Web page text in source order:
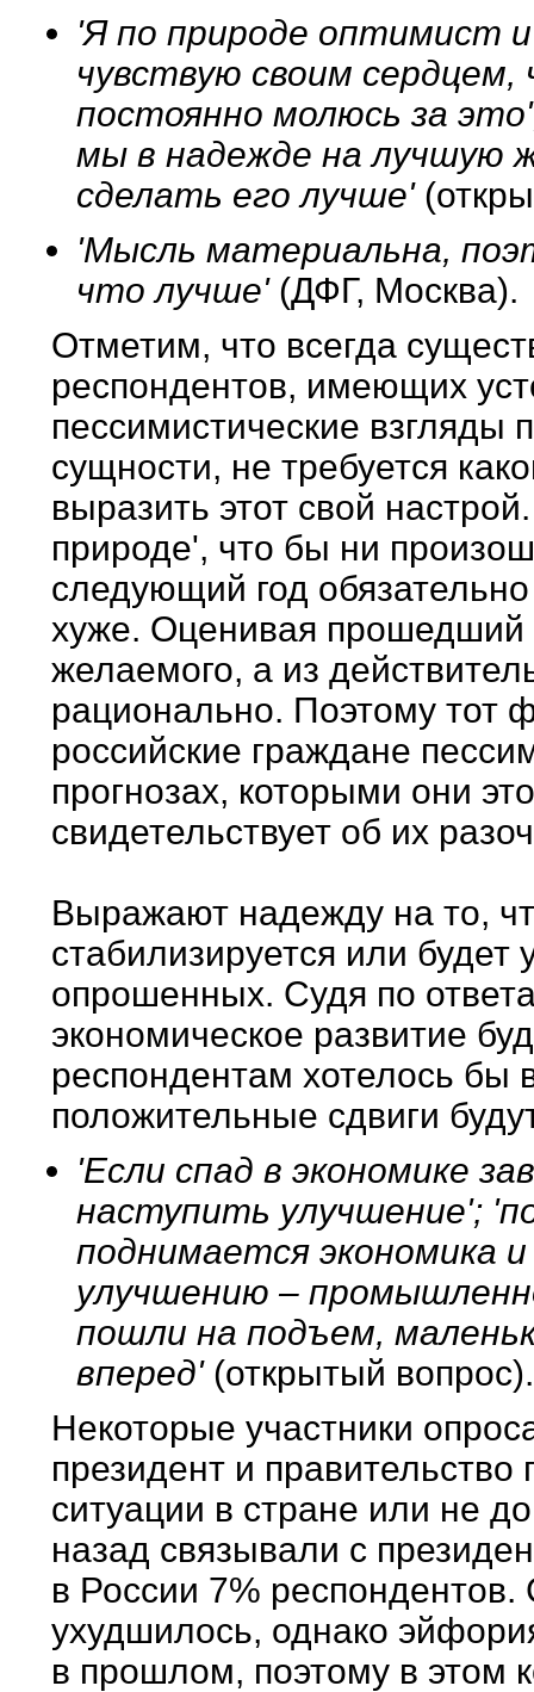
'Я по природе оптимист
чувствую своим
постоянно молюсь за
мы в надежде на лучшую
сделать его лучше'
'Мысль материальна,
что лучше' (ДФГ, Москва).
Отметим, что всегда
респондентов, имеющих
пессимистические взгляды
сущности, не требуется
выразить этот свой
природе', что бы ни
следующий год
хуже. Оценивая прошедший
желаемого, а из
рационально. Поэтому тот
российские граждане
прогнозах, которыми они
свидетельствует об их
Выражают надежду на то,
стабилизируется или будет
опрошенных. Судя по
экономическое развитие
респондентам хотелось бы
положительные сдвиги
'Если спад в экономике
наступить улучшение';
поднимается экономика
улучшению –
пошли на подъем,
вперед' (открытый вопрос).
Некоторые участники
президент и
ситуации в стране или не
назад связывали с
в России 7%
ухудшилось, однако
в прошлом, поэтому в этом